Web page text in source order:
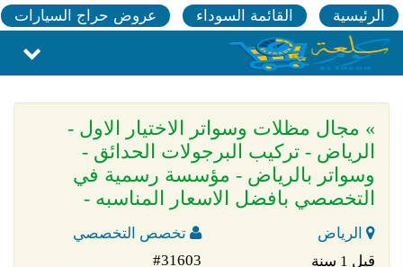
الرئيسية القائمة السوداء عروض حراج السيارات
» مجال مظلات وسواتر الاختيار الاول -
الرياض - تركيب البرجولات الحدائق -
وسواتر بالرياض - مؤسسة رسمية في
التخصصي بافضل الاسعار المناسبه -
الرياض
تخصص التخصصي
قبل 1 سنة
#31603